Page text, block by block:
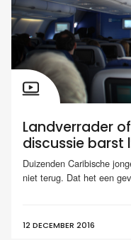
Landverrader
discussie barst
Duizenden Caribische
niet terug. Dat het een
12 DECEMBER 2016